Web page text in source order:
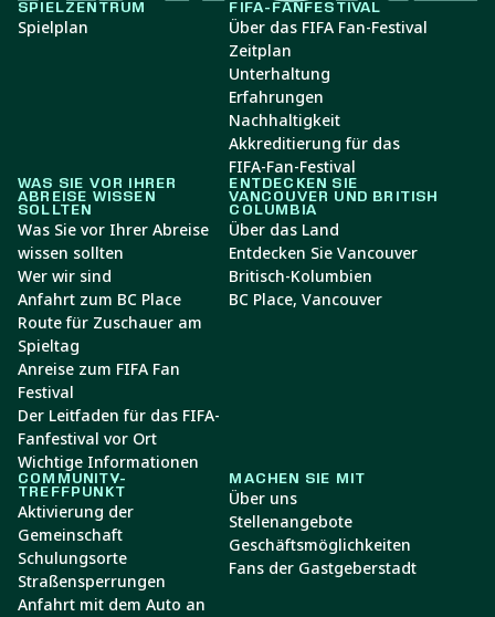
SPIELZENTRUM
Spielplan
FIFA-FANFESTIVAL
Über das FIFA Fan-Festival
Zeitplan
Unterhaltung
Erfahrungen
Nachhaltigkeit
Akkreditierung für das
FIFA-Fan-Festival
WAS SIE VOR IHRER
ABREISE WISSEN
SOLLTEN
Was Sie vor Ihrer Abreise
wissen sollten
Wer wir sind
Anfahrt zum BC Place
Route für Zuschauer am
Spieltag
Anreise zum FIFA Fan
Festival
Der Leitfaden für das FIFA-
Fanfestival vor Ort
Wichtige Informationen
ENTDECKEN SIE
VANCOUVER UND BRITISH
COLUMBIA
Über das Land
Entdecken Sie Vancouver
Britisch-Kolumbien
BC Place, Vancouver
COMMUNITY-
TREFFPUNKT
Aktivierung der
Gemeinschaft
Schulungsorte
Straßensperrungen
Anfahrt mit dem Auto an
MACHEN SIE MIT
Über uns
Stellenangebote
Geschäftsmöglichkeiten
Fans der Gastgeberstadt